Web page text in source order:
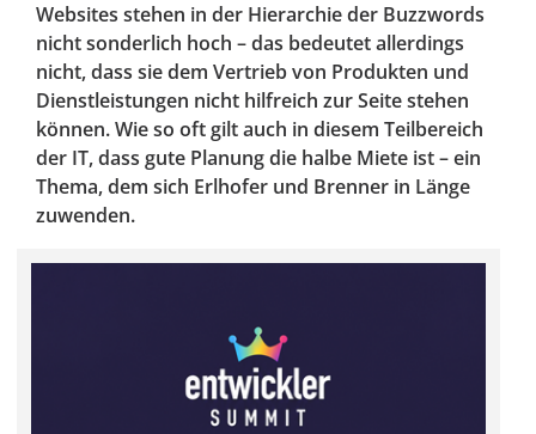
Websites stehen in der Hierarchie der Buzzwords
nicht sonderlich hoch – das bedeutet allerdings
nicht, dass sie dem Vertrieb von Produkten und
Dienstleistungen nicht hilfreich zur Seite stehen
können. Wie so oft gilt auch in diesem Teilbereich
der IT, dass gute Planung die halbe Miete ist – ein
Thema, dem sich Erlhofer und Brenner in Länge
zuwenden.